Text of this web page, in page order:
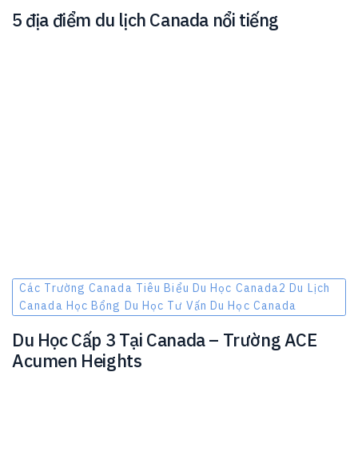
5 địa điểm du lịch Canada nổi tiếng
Các Trường Canada Tiêu Biểu Du Học Canada2 Du Lịch
Canada Học Bổng Du Học Tư Vấn Du Học Canada
Du Học Cấp 3 Tại Canada – Trường ACE
Acumen Heights